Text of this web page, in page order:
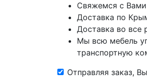
Свяжемся с Вами
Доставка по
Доставка во все
Мы всю мебель
транспортную
Отправляя заказ,